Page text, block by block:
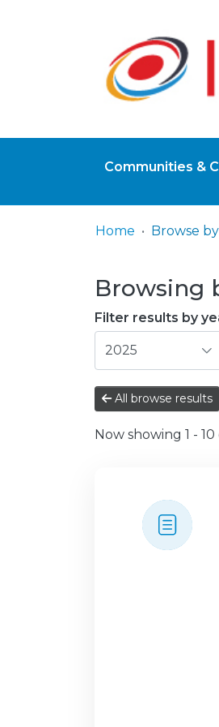
Communities &
Home Browse
Browsing
Filter results by
All browse results
Now showing 1 - 10